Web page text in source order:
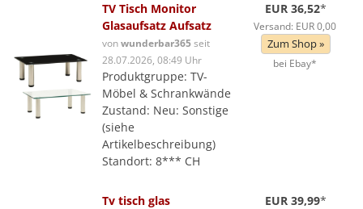
TV Tisch Monitor
Glasaufsatz Aufsatz
vonwunderbar365seit
28.07.2026, 08:49 Uhr
Produktgruppe: TV-
Möbel & Schrankwände
Zustand: Neu: Sonstige
(siehe
Artikelbeschreibung)
Standort: 8*** CH
EUR 36,52*
Versand: EUR 0,00
Zum Shop »
bei Ebay*
Tv tisch glas
EUR 39,99*